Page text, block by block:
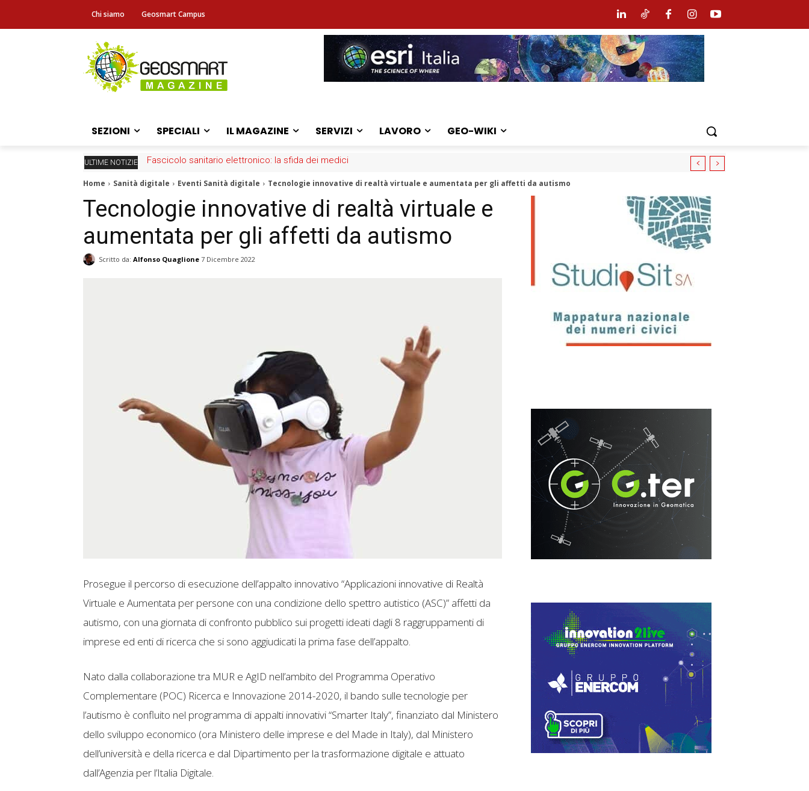
Chi siamo Geosmart Campus
SEZIONI SPECIALI IL MAGAZINE SERVIZI LAVORO GEO-WIKI
ULTIME NOTIZIE Fascicolo sanitario elettronico: la sfida dei medici
Carta Strutturale dei Mari Italiani: online la nuova mappa
Home Sanità digitale Eventi Sanità digitale Tecnologie innovative di realtà virtuale e aumentata per gli affetti da autismo
Tecnologie innovative di realtà virtuale e
aumentata per gli affetti da autismo
Scritto da: Alfonso Quaglione 7 Dicembre 2022
Prosegue il percorso di esecuzione dell’appalto innovativo “Applicazioni innovative di Realtà
Virtuale e Aumentata per persone con una condizione dello spettro autistico (ASC)” affetti da
autismo, con una giornata di confronto pubblico sui progetti ideati dagli 8 raggruppamenti di
imprese ed enti di ricerca che si sono aggiudicati la prima fase dell’appalto.
Nato dalla collaborazione tra MUR e AgID nell’ambito del Programma Operativo
Complementare (POC) Ricerca e Innovazione 2014-2020, il bando sulle tecnologie per
l’autismo è confluito nel programma di appalti innovativi “Smarter Italy”, finanziato dal Ministero
dello sviluppo economico (ora Ministero delle imprese e del Made in Italy), dal Ministero
dell’università e della ricerca e dal Dipartimento per la trasformazione digitale e attuato
dall’Agenzia per l’Italia Digitale.